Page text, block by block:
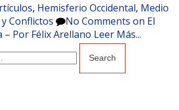
, Hemisferio Occidental, Medio
Conflictos No Comments on El
Por Félix Arellano Leer Más...